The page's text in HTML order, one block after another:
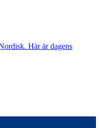
Här är dagens